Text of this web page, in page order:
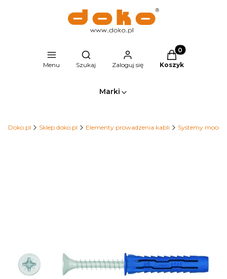
Menu
Otwórz wyszukiwarkę
Szukaj Zaloguj się
Produkty w
Koszyk
Marki
Doko.pl Sklep.doko.pl Elementy prowadzenia kabli Systemy